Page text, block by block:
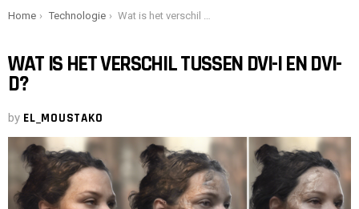
You are here:
Home Technologie Wat is het verschil tussen DVI-I en DVI-D?
WAT IS HET VERSCHIL TUSSEN DVI-I EN DVI-
D?
by EL_MOUSTAKO